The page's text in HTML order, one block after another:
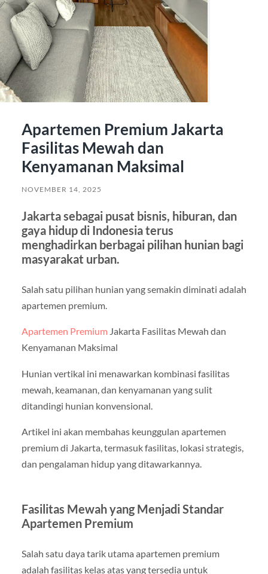
Apartemen Premium Jakarta
Fasilitas Mewah dan
Kenyamanan Maksimal
NOVEMBER 14, 2025
Jakarta sebagai pusat bisnis, hiburan, dan
gaya hidup di Indonesia terus
menghadirkan berbagai pilihan hunian bagi
masyarakat urban.
Salah satu pilihan hunian yang semakin diminati adalah
apartemen premium.
Apartemen Premium Jakarta Fasilitas Mewah dan
Kenyamanan Maksimal
Hunian vertikal ini menawarkan kombinasi fasilitas
mewah, keamanan, dan kenyamanan yang sulit
ditandingi hunian konvensional.
Artikel ini akan membahas keunggulan apartemen
premium di Jakarta, termasuk fasilitas, lokasi strategis,
dan pengalaman hidup yang ditawarkannya.
Fasilitas Mewah yang Menjadi Standar
Apartemen Premium
Salah satu daya tarik utama apartemen premium
adalah fasilitas kelas atas yang tersedia untuk